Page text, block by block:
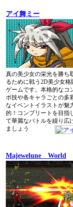
アイ舞ミー
真の美少女の栄光を勝ち
るために戦う2D美少女格
ゲームです。本格的なコ
ボ技や各キャラごとの多
なイベントイラストが魅
的！コンプリートを目指
て華麗なバトルを繰り広
ましょう
Majewelune World